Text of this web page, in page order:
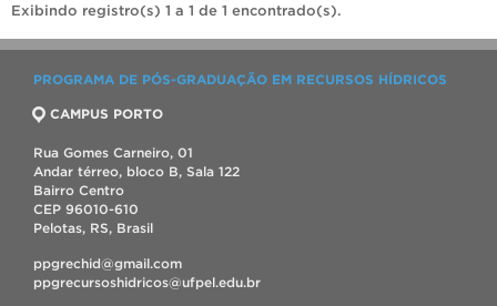
Exibindo registro(s) 1 a 1 de 1 encontrado(s).
PROGRAMA DE PÓS-GRADUAÇÃO EM RECURSOS HÍDRICOS
CAMPUS PORTO
Rua Gomes Carneiro, 01
Andar térreo, bloco B, Sala 122
Bairro Centro
CEP 96010-610
Pelotas, RS, Brasil
ppgrechid@gmail.com
ppgrecursoshidricos@ufpel.edu.br